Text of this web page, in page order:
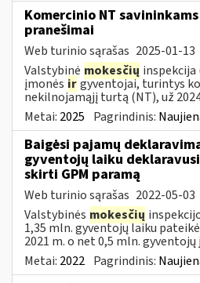
Komercinio NT
pranešimai
Web turinio sąrašas 2025-01-13
Valstybinė mokesčių inspekcija
įmonės irgyventojai, turintys
nekilnojamąjį turtą (NT), už
Metai: 2025 Pagrindinis:
Baigėsi pajamų
gyventojų laiku
skirti GPM paramą
Web turinio sąrašas 2022-05-03
Valstybinės mokesčių
1,35 mln. gyventojų laiku
2021 m. o net 0,5 mln. gyventojų
Metai: 2022 Pagrindinis: